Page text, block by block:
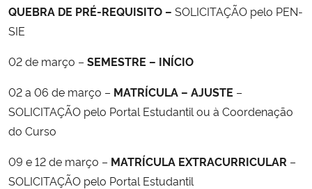
Controladoria-Geral da União
Ministério da Mulher, da Família e dos Direitos Humanos
Secretaria-Geral
Secretaria de Governo
Gabinete de Segurança Institucional
QUEBRA DE PRÉ-REQUISITO – SOLICITAÇÃO pelo PEN-
SIE
02 de março – SEMESTRE – INÍCIO
02 a 06 de março – MATRÍCULA – AJUSTE –
SOLICITAÇÃO pelo Portal Estudantil ou à Coordenação
do Curso
09 e 12 de março – MATRÍCULA EXTRACURRICULAR –
SOLICITAÇÃO pelo Portal Estudantil